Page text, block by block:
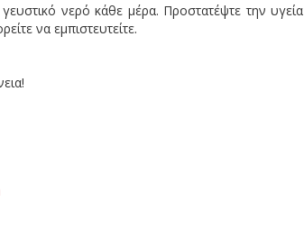
νερό κάθε μέρα. Προστατέψτε την υγεία
να εμπιστευτείτε.